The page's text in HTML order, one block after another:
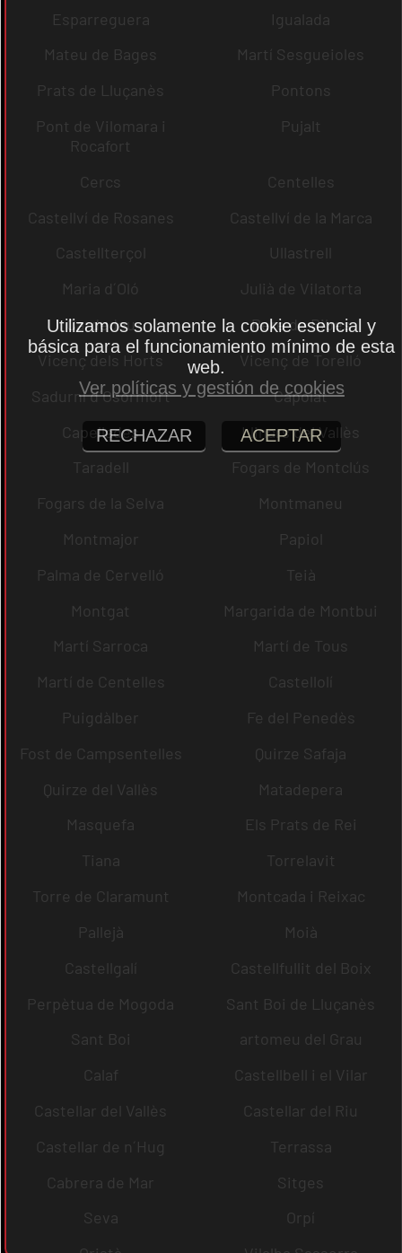
Esparreguera
Igualada
Mateu de Bages
Martí Sesgueioles
Prats de Lluçanès
Pontons
Pont de Vilomara i
Rocafort
Pujalt
Cercs
Centelles
Castellví de Rosanes
Castellví de la Marca
Castellterçol
Ullastrell
Maria d´Oló
Julià de Vilatorta
Cardedeu
Pere de Ribes
Vicenç dels Horts
Vicenç de Torelló
Sadurní d´Osormort
Capolat
Capellades
Llinars del Vallès
Taradell
Fogars de Montclús
Fogars de la Selva
Montmaneu
Montmajor
Papiol
Palma de Cervelló
Teià
Montgat
Margarida de Montbui
Martí Sarroca
Martí de Tous
Martí de Centelles
Castellolí
Puigdàlber
Fe del Penedès
Fost de Campsentelles
Quirze Safaja
Quirze del Vallès
Matadepera
Masquefa
Els Prats de Rei
Tiana
Torrelavit
Torre de Claramunt
Montcada i Reixac
Pallejà
Moià
Castellgalí
Castellfullit del Boix
Perpètua de Mogoda
Sant Boi de Lluçanès
Sant Boi
artomeu del Grau
Calaf
Castellbell i el Vilar
Castellar del Vallès
Castellar del Riu
Castellar de n´Hug
Terrassa
Cabrera de Mar
Sitges
Seva
Orpí
Utilizamos solamente la cookie esencial y
básica para el funcionamiento mínimo de esta
web.
Ver políticas y gestión de cookies
RECHAZAR ACEPTAR